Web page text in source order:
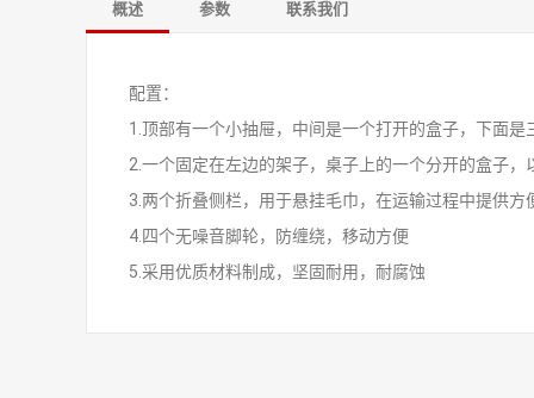
概述 参数 联系我们
配置：
1.顶部有一个小抽屉，中间是一个打开的盒子，下面是
2.一个固定在左边的架子，桌子上的一个分开的盒子，
3.两个折叠侧栏，用于悬挂毛巾，在运输过程中提供方
4.四个无噪音脚轮，防缠绕，移动方便
5.采用优质材料制成，坚固耐用，耐腐蚀